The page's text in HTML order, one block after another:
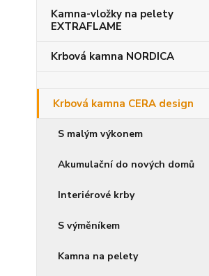
Kamna-vložky na pelety
EXTRAFLAME
Krbová kamna NORDICA
Krbová kamna CERA design
S malým výkonem
Akumulační do nových domů
Interiérové krby
S výměníkem
Kamna na pelety